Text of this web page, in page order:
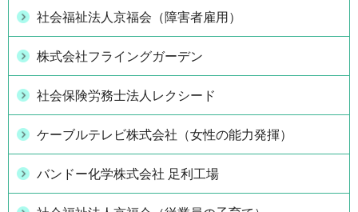
社会福祉法人京福会（障害者雇用）
株式会社フライングガーデン
社会保険労務士法人レクシード
ケーブルテレビ株式会社（女性の能力発揮）
バンドー化学株式会社 足利工場